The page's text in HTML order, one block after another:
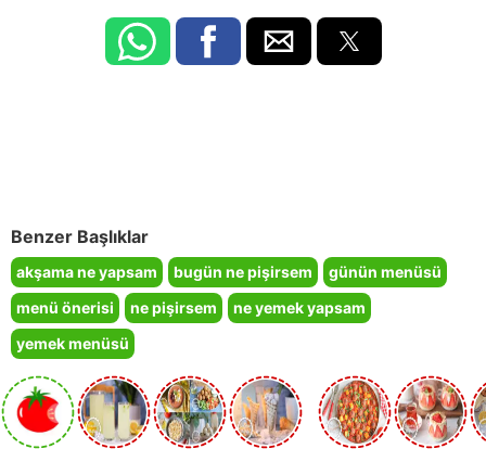
Benzer Başlıklar
akşama ne yapsam bugün ne pişirsem
günün menüsü
menü önerisi
ne pişirsem
ne yemek yapsam
yemek menüsü